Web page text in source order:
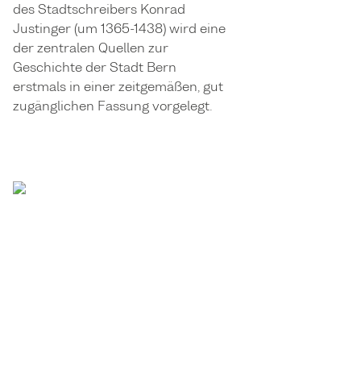
des Stadtschreibers Konrad
Justinger (um 1365-1438) wird eine
der zentralen Quellen zur
Geschichte der Stadt Bern
erstmals in einer zeitgemäßen, gut
zugänglichen Fassung vorgelegt.